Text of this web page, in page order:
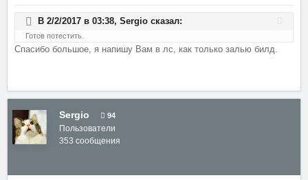
В 2/2/2017 в 03:38, Sergio сказал:
Готов потестить.
Спасибо большое, я напишу Вам в лс, как только залью билд.
Sergio 94
Пользователи
353 сообщения